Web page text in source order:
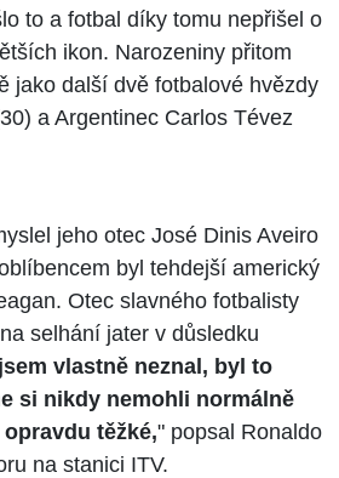
to a fotbal díky tomu nepřišel o
ikon. Narozeniny přitom
jako další dvě fotbalové hvězdy
a Argentinec Carlos Tévez
jeho otec José Dinis Aveiro
byl tehdejší americký
Otec slavného fotbalisty
selhání jater v důsledku
vlastně neznal, byl to
si nikdy nemohli normálně
těžké," popsal Ronaldo
na stanici ITV.